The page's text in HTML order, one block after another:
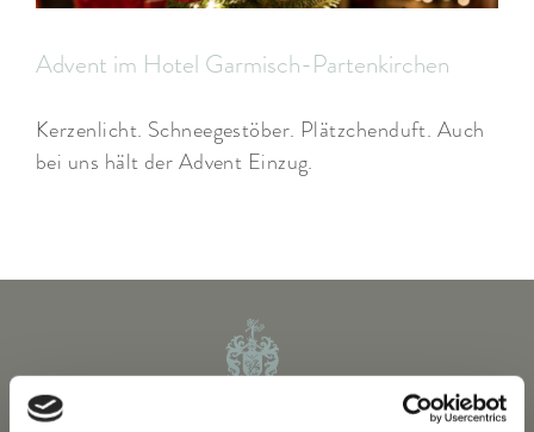
Advent im Hotel Garmisch-Partenkirchen
Kerzenlicht. Schneegestöber. Plätzchenduft. Auch
bei uns hält der Advent Einzug.